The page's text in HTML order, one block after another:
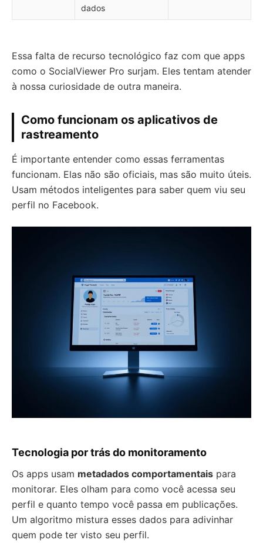
dados
Essa falta de recurso tecnológico faz com que apps
como o SocialViewer Pro surjam. Eles tentam atender
à nossa curiosidade de outra maneira.
Como funcionam os aplicativos de
rastreamento
É importante entender como essas ferramentas
funcionam. Elas não são oficiais, mas são muito úteis.
Usam métodos inteligentes para saber quem viu seu
perfil no Facebook.
Tecnologia por trás do monitoramento
Os apps usam metadados comportamentais para
monitorar. Eles olham para como você acessa seu
perfil e quanto tempo você passa em publicações.
Um algoritmo mistura esses dados para adivinhar
quem pode ter visto seu perfil.